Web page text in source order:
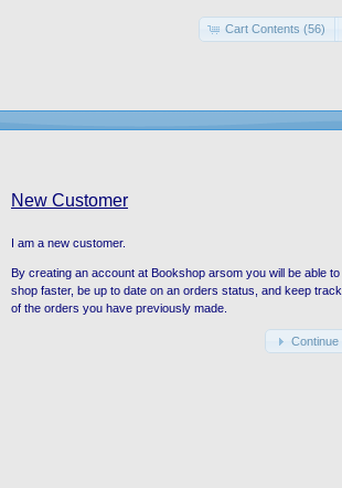
Cart Contents (56)
New Customer
I am a new customer.
By creating an account at Bookshop arsom you will be able to
shop faster, be up to date on an orders status, and keep track
of the orders you have previously made.
Continue